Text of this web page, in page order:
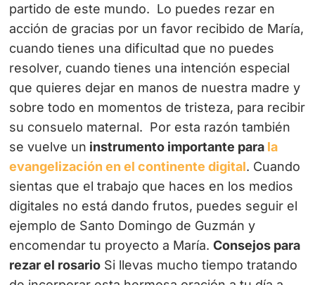
partido de este mundo. Lo puedes rezar en
acción de gracias por un favor recibido de María,
cuando tienes una dificultad que no puedes
resolver, cuando tienes una intención especial
que quieres dejar en manos de nuestra madre y
sobre todo en momentos de tristeza, para recibir
su consuelo maternal. Por esta razón también
se vuelve un instrumento importante para la
evangelización en el continente digital. Cuando
sientas que el trabajo que haces en los medios
digitales no está dando frutos, puedes seguir el
ejemplo de Santo Domingo de Guzmán y
encomendar tu proyecto a María. Consejos para
rezar el rosario Si llevas mucho tiempo tratando